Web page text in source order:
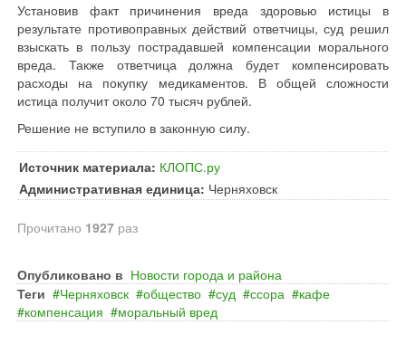
Установив факт причинения вреда здоровью истицы в
результате противоправных действий ответчицы, суд решил
взыскать в пользу пострадавшей компенсации морального
вреда. Также ответчица должна будет компенсировать
расходы на покупку медикаментов. В общей сложности
истица получит около 70 тысяч рублей.
Решение не вступило в законную силу.
Источник материала: КЛОПС.ру
Административная единица: Черняховск
Прочитано 1927 раз
Опубликовано в Новости города и района
Теги
Черняховск общество суд ссора
кафе
компенсация
моральный вред